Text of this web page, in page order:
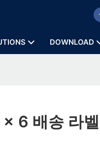
DOWNLOAD
6 배송 라